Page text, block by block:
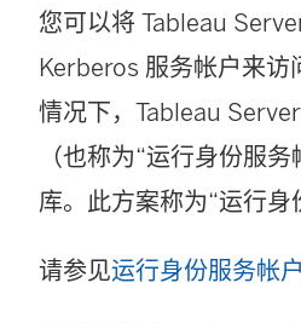
您可以将 Tableau
Kerberos 服务帐户来访
情况下，Tableau
（也称为“运行身份服
库。此方案称为“运行身
请参见运行身份服务帐户